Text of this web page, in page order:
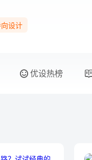
设计
优设热榜